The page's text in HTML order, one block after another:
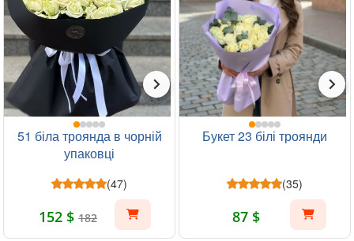
51 біла троянда в чорній
упаковці
(47)
152 $ 182
Букет 23 білі троянди
(35)
87 $